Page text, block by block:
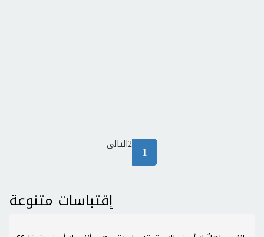
1
2التالى
إقتباسات متنوعة